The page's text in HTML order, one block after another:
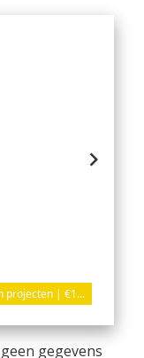
projecten | €1...
gegevens